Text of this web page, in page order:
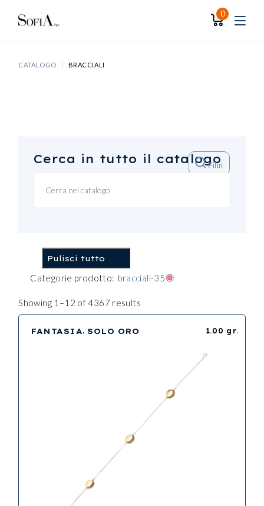
0
CATALOGO BRACCIALI
Cerca in tutto il catalogo
Filtri
Pulisci tutto
Categorie prodotto: bracciali-35
Showing 1–12 of 4367 results
1.00 gr.
FANTASIA SOLO ORO